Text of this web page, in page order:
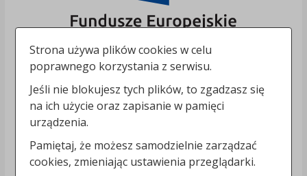
Strona używa plików cookies w celu
poprawnego korzystania z serwisu.
Jeśli nie blokujesz tych plików, to zgadzasz się
na ich użycie oraz zapisanie w pamięci
urządzenia.
Pamiętaj, że możesz samodzielnie zarządzać
cookies, zmieniając ustawienia przeglądarki.